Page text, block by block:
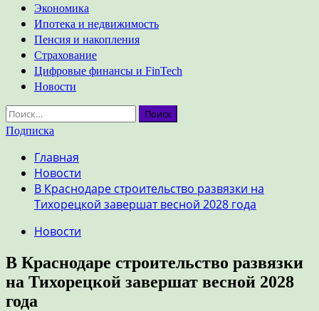
Экономика
Ипотека и недвижимость
Пенсия и накопления
Страхование
Цифровые финансы и FinTech
Новости
Найти:
Подписка
Главная
Новости
В Краснодаре строительство развязки на
Тихорецкой завершат весной 2028 года
Новости
В Краснодаре строительство развязки
на Тихорецкой завершат весной 2028
года